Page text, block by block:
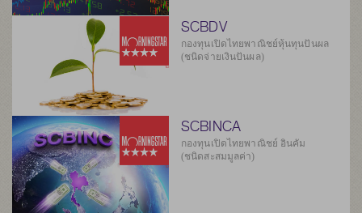
SCBDV
กองทุนเปิดไทยพาณิชย์หุ้นทุนปันผล
(ชนิดจ่ายเงินปันผล)
SCBINCA
กองทุนเปิดไทยพาณิชย์ อินคัม
(ชนิดสะสมมูลค่า)